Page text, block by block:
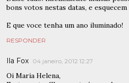
bons votos nestas datas, e
E que voce tenha um ano iluminado!
RESPONDER
Ila Fox 04 janeiro, 2012 12:27
Oi Maria Helena,